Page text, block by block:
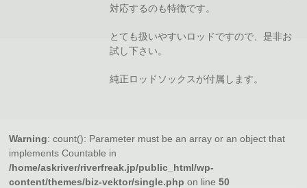
対応するのも特徴です。
とても扱いやすいロッドですので、是非お
試し下さい。
純正ロッドソックスが付属します。
Warning: count(): Parameter must be an array or an object that
implements Countable in
/home/askriver/riverfreak.jp/public_html/wp-
content/themes/biz-vektor/single.php on line50